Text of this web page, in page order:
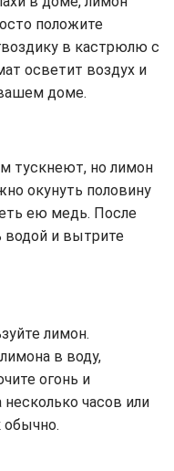
положите
в кастрюлю с
осветит воздух и
доме.
тускнеют, но лимон
окунуть половину
ею медь. После
водой и вытрите
лимон.
в воду,
огонь и
часов или
обычно.